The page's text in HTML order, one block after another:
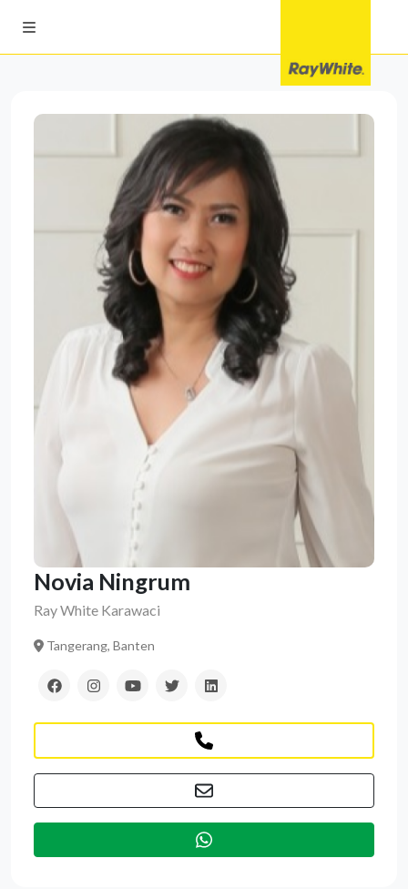
Novia Ningrum
Ray White Karawaci
Tangerang, Banten